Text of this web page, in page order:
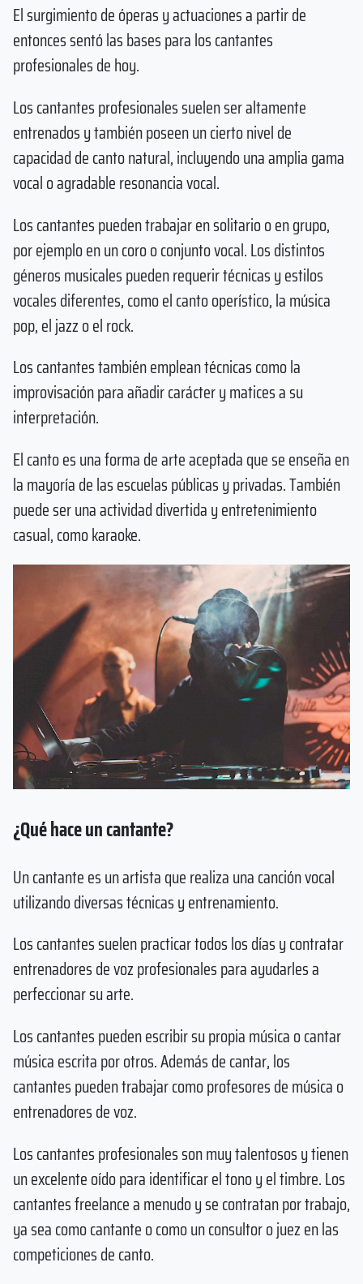
El surgimiento de óperas y actuaciones a partir de
entonces sentó las bases para los cantantes
profesionales de hoy.
Los cantantes profesionales suelen ser altamente
entrenados y también poseen un cierto nivel de
capacidad de canto natural, incluyendo una amplia gama
vocal o agradable resonancia vocal.
Los cantantes pueden trabajar en solitario o en grupo,
por ejemplo en un coro o conjunto vocal. Los distintos
géneros musicales pueden requerir técnicas y estilos
vocales diferentes, como el canto operístico, la música
pop, el jazz o el rock.
Los cantantes también emplean técnicas como la
improvisación para añadir carácter y matices a su
interpretación.
El canto es una forma de arte aceptada que se enseña en
la mayoría de las escuelas públicas y privadas. También
puede ser una actividad divertida y entretenimiento
casual, como karaoke.
¿Qué hace un cantante?
Un cantante es un artista que realiza una canción vocal
utilizando diversas técnicas y entrenamiento.
Los cantantes suelen practicar todos los días y contratar
entrenadores de voz profesionales para ayudarles a
perfeccionar su arte.
Los cantantes pueden escribir su propia música o cantar
música escrita por otros. Además de cantar, los
cantantes pueden trabajar como profesores de música o
entrenadores de voz.
Los cantantes profesionales son muy talentosos y tienen
un excelente oído para identificar el tono y el timbre. Los
cantantes freelance a menudo y se contratan por trabajo,
ya sea como cantante o como un consultor o juez en las
competiciones de canto.